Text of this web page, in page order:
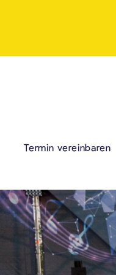
Termin vereinbaren